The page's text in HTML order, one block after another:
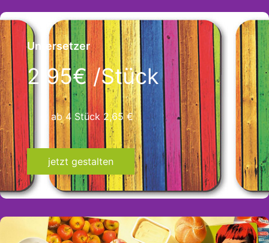
Untersetzer
2.95€ /Stück
ab 4 Stück 2,65 €
jetzt gestalten